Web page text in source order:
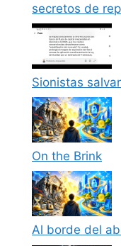
secretos de
Sionistas
On the Brink
Al borde del